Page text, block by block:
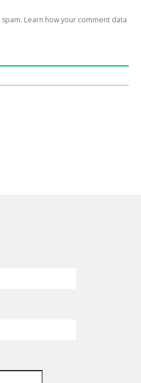
Learn how your comment data